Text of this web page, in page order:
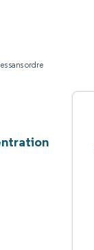
sans ordre